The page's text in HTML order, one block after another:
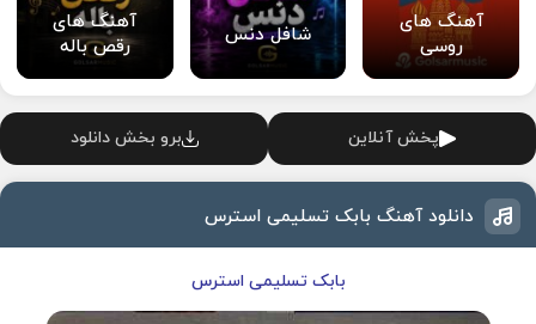
آهنگ های
روسی
شافل دنس
آهنگ های
رقص باله
پخش آنلاین برو بخش دانلود
دانلود آهنگ بابک تسلیمی استرس
بابک تسلیمی استرس